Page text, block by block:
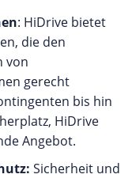
: HiDrive bietet
die den
von
gerecht
bis hin
HiDrive
Angebot.
Sicherheit und